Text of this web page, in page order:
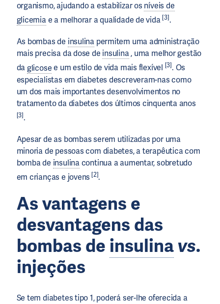
organismo, ajudando a estabilizar os níveis de
glicemiae a melhorar a qualidade de vida[3].
As bombas de insulina permitem uma administração
mais precisa da dose de insulina, uma melhor gestão
daglicosee um estilo de vida mais flexível [3]. Os
especialistas em diabetes descreveram-nas como
um dos mais importantes desenvolvimentos no
tratamento da diabetes dos últimos cinquenta anos
[3].
Apesar de as bombas serem utilizadas por uma
minoria de pessoas com diabetes, a terapêutica com
bomba de insulinacontinua a aumentar, sobretudo
em crianças e jovens [2].
As vantagens e
desvantagens das
bombas de insulina vs.
injeções
Se tem diabetes tipo 1, poderá ser-lhe oferecida a